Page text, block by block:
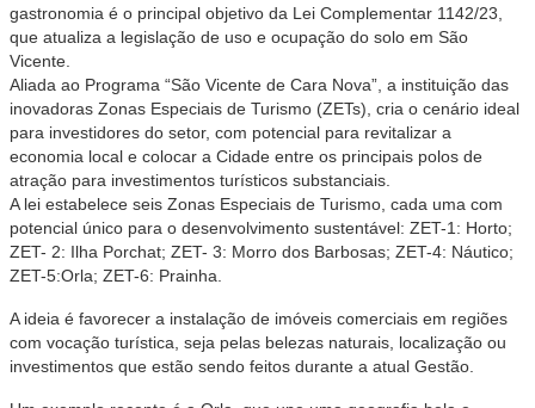
gastronomia é o principal objetivo da Lei Complementar 1142/23,
que atualiza a legislação de uso e ocupação do solo em São
Vicente.
Aliada ao Programa “São Vicente de Cara Nova”, a instituição das
inovadoras Zonas Especiais de Turismo (ZETs), cria o cenário ideal
para investidores do setor, com potencial para revitalizar a
economia local e colocar a Cidade entre os principais polos de
atração para investimentos turísticos substanciais.
A lei estabelece seis Zonas Especiais de Turismo, cada uma com
potencial único para o desenvolvimento sustentável: ZET-1: Horto;
ZET- 2: Ilha Porchat; ZET- 3: Morro dos Barbosas; ZET-4: Náutico;
ZET-5:Orla; ZET-6: Prainha.
A ideia é favorecer a instalação de imóveis comerciais em regiões
com vocação turística, seja pelas belezas naturais, localização ou
investimentos que estão sendo feitos durante a atual Gestão.